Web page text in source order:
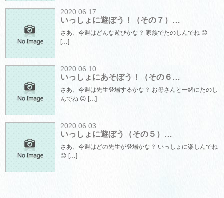
2020.06.17
いっしょに遊ぼう！（その７）…
さあ、今週はどんな遊びかな？ 家族でたのしんでね 😛
[…]
2020.06.10
いっしょにあそぼう！（その６…
さあ、今週は先生登場するかな？ お母さんと一緒にたのし
んでね 😛 […]
2020.06.03
いっしょに遊ぼう（その５）…
さあ、今週はどの先生が登場かな？ いっしょに楽しんでね
😛 […]